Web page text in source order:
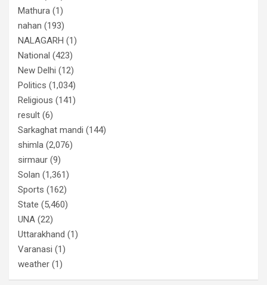
Mathura (1)
nahan (193)
NALAGARH (1)
National (423)
New Delhi (12)
Politics (1,034)
Religious (141)
result (6)
Sarkaghat mandi (144)
shimla (2,076)
sirmaur (9)
Solan (1,361)
Sports (162)
State (5,460)
UNA (22)
Uttarakhand (1)
Varanasi (1)
weather (1)